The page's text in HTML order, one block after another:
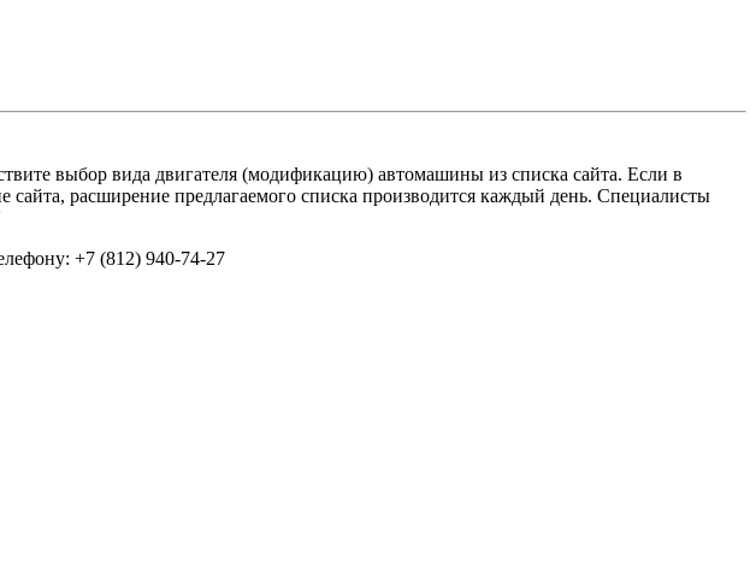
выбор вида двигателя (модификацию) автомашины из списка сайта. Если в
расширение предлагаемого списка производится каждый день. Специалисты
+7 (812) 940-74-27